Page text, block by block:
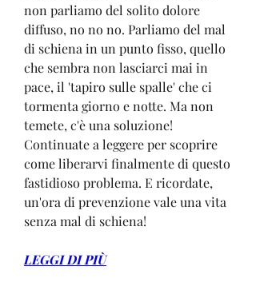
non parliamo del solito dolore
diffuso, no no no. Parliamo del mal
di schiena in un punto fisso, quello
che sembra non lasciarci mai in
pace, il 'tapiro sulle spalle' che ci
tormenta giorno e notte. Ma non
temete, c'è una soluzione!
Continuate a leggere per scoprire
come liberarvi finalmente di questo
fastidioso problema. E ricordate,
un'ora di prevenzione vale una vita
senza mal di schiena!
LEGGI DI PIÙ